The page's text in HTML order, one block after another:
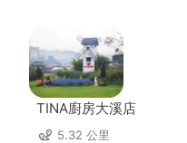
TINA廚房大溪店
5.32 公里